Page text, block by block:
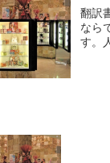
翻訳
なら
す。